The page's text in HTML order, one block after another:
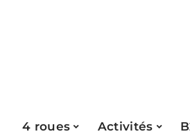
4 roues Activités